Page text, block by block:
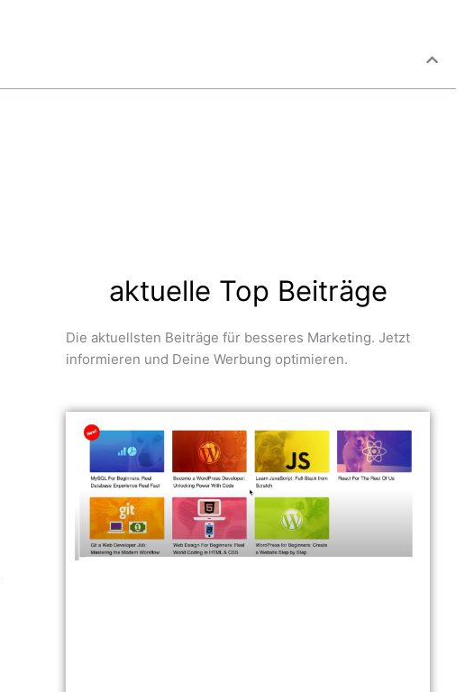
aktuelle Top Beiträge
Die aktuellsten Beiträge für besseres Marketing. Jetzt
informieren und Deine Werbung optimieren.